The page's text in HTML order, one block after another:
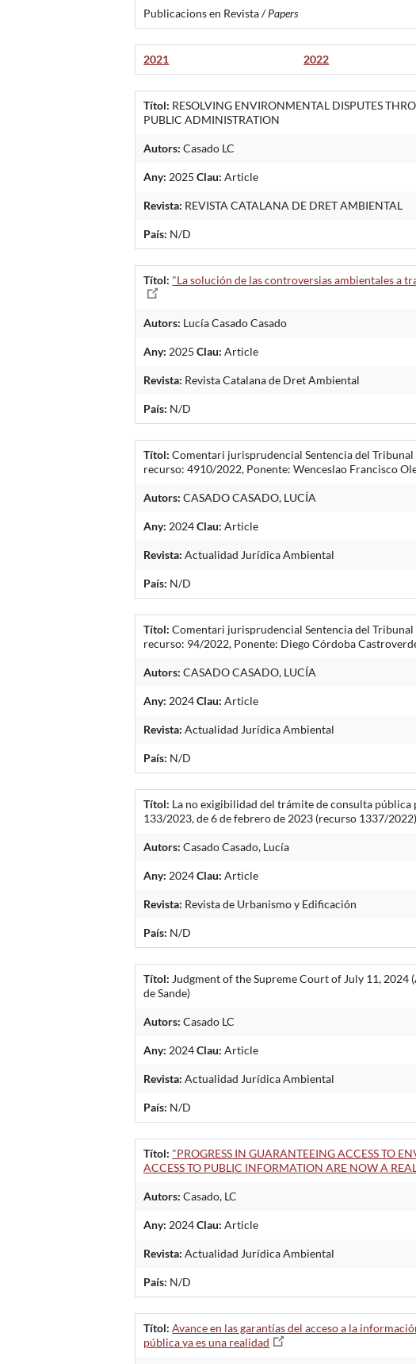
Publicacions en Revista /Papers
2021 2022
Títol: RESOLVING ENVIRONMENTAL DISPUTES
PUBLIC ADMINISTRATION
Autors: Casado LC
Any: 2025Clau: Article
Revista: REVISTA CATALANA DE DRET AMBIENTAL
País: N/D
Títol: "La solución de las controversias ambientales a
Autors: Lucía Casado Casado
Any: 2025Clau: Article
Revista: Revista Catalana de Dret Ambiental
País: N/D
Títol: Comentari jurisprudencial Sentencia del Tribunal
recurso: 4910/2022, Ponente: Wenceslao Francisco
Autors: CASADO CASADO, LUCÍA
Any: 2024Clau: Article
Revista: Actualidad Jurídica Ambiental
País: N/D
Títol: Comentari jurisprudencial Sentencia del Tribunal
recurso: 94/2022, Ponente: Diego Córdoba
Autors: CASADO CASADO, LUCÍA
Any: 2024Clau: Article
Revista: Actualidad Jurídica Ambiental
País: N/D
Títol: La no exigibilidad del trámite de consulta
133/2023, de 6 de febrero de 2023 (recurso 1337/2022)
Autors: Casado Casado, Lucía
Any: 2024Clau: Article
Revista: Revista de Urbanismo y Edificación
País: N/D
Títol: Judgment of the Supreme Court of July 11,
de Sande)
Autors: Casado LC
Any: 2024Clau: Article
Revista: Actualidad Jurídica Ambiental
País: N/D
Títol: "PROGRESS IN GUARANTEEING ACCESS TO
ACCESS TO PUBLIC INFORMATION ARE NOW A
Autors: Casado, LC
Any: 2024Clau: Article
Revista: Actualidad Jurídica Ambiental
País: N/D
Títol:Avance en las garantías del acceso a la
pública ya es una realidad